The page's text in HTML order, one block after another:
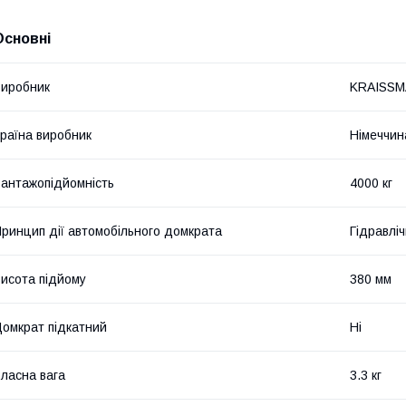
виробник
4000 кг
дії автомобільного домкрата
підйому 380 мм
підкатний Ні
вага 3.3 кг